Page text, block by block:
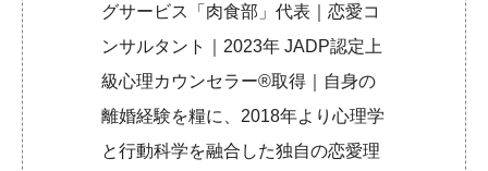
グサービス「肉食部」代表｜恋愛コ
ンサルタント｜2023年 JADP認定上
級心理カウンセラー®取得｜自身の
離婚経験を糧に、2018年より心理学
と行動科学を融合した独自の恋愛理